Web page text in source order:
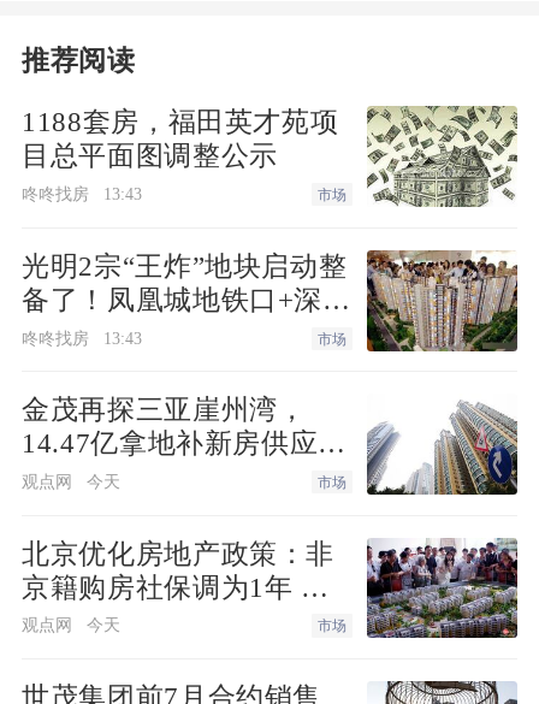
限开关失效等问题，同样被罚款8000元。
在儋州市，海南天江建设集团有限公司施
工的海蓝御府项目因脚手架与结构外表面
有限空间作业等隐患，被罚款3万元；广
东皓益建筑工程有限公司施工的融欣华府
二期项目因群塔作业安全距离不足、特种
合并被罚7万元。
海南省住建厅指出，上述房地产项目暴露
失、危大工程现场履职不到位等问题，反
映出部分施工单位安全意识淡薄、主体责
任落实不到位。各工程建设、施工、监理
单位要深刻汲取教训，牢固树立质量安全
推荐阅读
1188套房，福田英才苑项
目总平面图调整公示
咚咚找房 13:43 市场
光明2宗“王炸”地块启动整
备了！凤凰城地铁口+深实
验+商业环绕
咚咚找房 13:43 市场
金茂再探三亚崖州湾，
14.47亿拿地补新房供应缺
口
观点网 今天 市场
北京优化房地产政策：非
京籍购房社保调为1年 公
积金最高可贷340万元
观点网 今天 市场
世茂集团前7月合约销售